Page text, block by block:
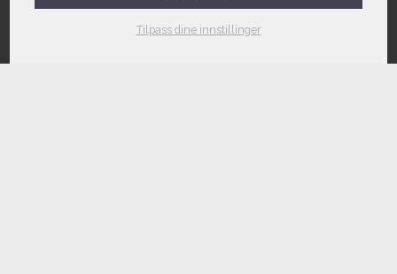
Tilpass dine innstillinger